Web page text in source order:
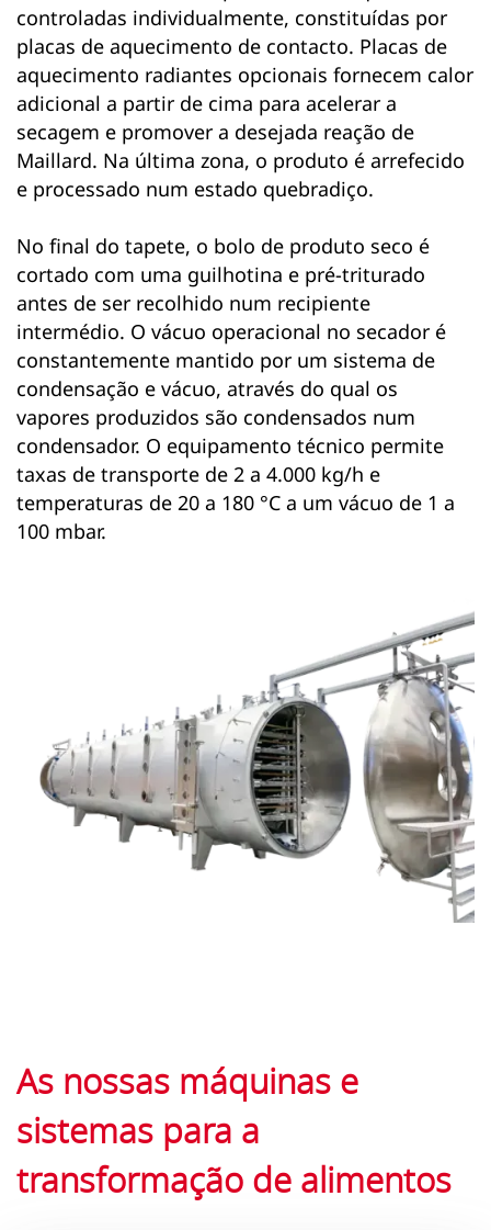
controladas individualmente, constituídas por
placas de aquecimento de contacto. Placas de
aquecimento radiantes opcionais fornecem calor
adicional a partir de cima para acelerar a
secagem e promover a desejada reação de
Maillard. Na última zona, o produto é arrefecido
e processado num estado quebradiço.
No final do tapete, o bolo de produto seco é
cortado com uma guilhotina e pré-triturado
antes de ser recolhido num recipiente
intermédio. O vácuo operacional no secador é
constantemente mantido por um sistema de
condensação e vácuo, através do qual os
vapores produzidos são condensados num
condensador. O equipamento técnico permite
taxas de transporte de 2 a 4.000 kg/h e
temperaturas de 20 a 180 °C a um vácuo de 1 a
100 mbar.
As nossas máquinas e
sistemas para a
transformação de alimentos